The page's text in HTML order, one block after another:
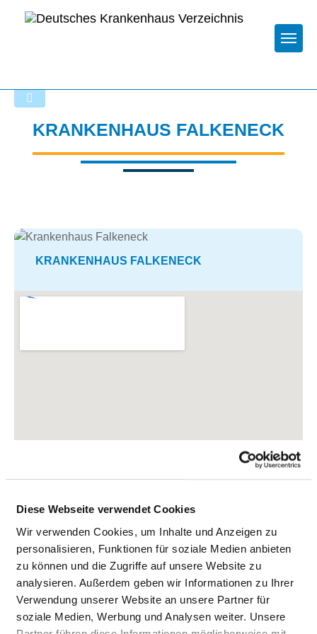
Diese Webseite verwendet Cookies
Wir verwenden Cookies, um Inhalte und Anzeigen zu
personalisieren, Funktionen für soziale Medien anbieten
zu können und die Zugriffe auf unsere Website zu
analysieren. Außerdem geben wir Informationen zu Ihrer
Verwendung unserer Website an unsere Partner für
soziale Medien, Werbung und Analysen weiter. Unsere
KRANKENHAUS FALKENECK
KRANKENHAUS FALKENECK
Hecksbergstraße 23-27
35619 Braunfels
Tel.:06442-302-0